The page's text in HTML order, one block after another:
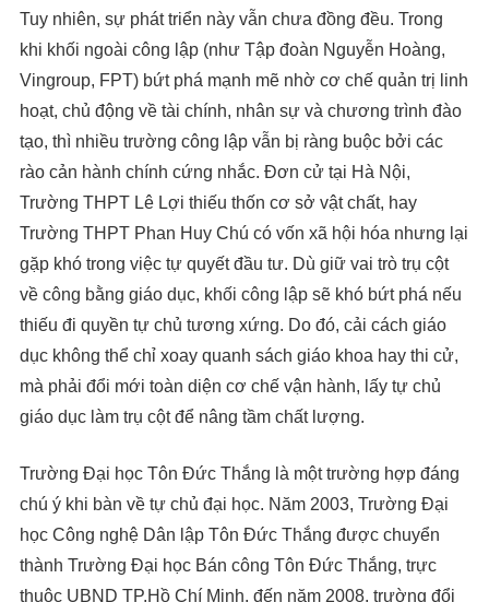
Tuy nhiên, sự phát triển này vẫn chưa đồng đều. Trong
khi khối ngoài công lập (như Tập đoàn Nguyễn Hoàng,
Vingroup, FPT) bứt phá mạnh mẽ nhờ cơ chế quản trị linh
hoạt, chủ động về tài chính, nhân sự và chương trình đào
tạo, thì nhiều trường công lập vẫn bị ràng buộc bởi các
rào cản hành chính cứng nhắc. Đơn cử tại Hà Nội,
Trường THPT Lê Lợi thiếu thốn cơ sở vật chất, hay
Trường THPT Phan Huy Chú có vốn xã hội hóa nhưng lại
gặp khó trong việc tự quyết đầu tư. Dù giữ vai trò trụ cột
về công bằng giáo dục, khối công lập sẽ khó bứt phá nếu
thiếu đi quyền tự chủ tương xứng. Do đó, cải cách giáo
dục không thể chỉ xoay quanh sách giáo khoa hay thi cử,
mà phải đổi mới toàn diện cơ chế vận hành, lấy tự chủ
giáo dục làm trụ cột để nâng tầm chất lượng.
Trường Đại học Tôn Đức Thắng là một trường hợp đáng
chú ý khi bàn về tự chủ đại học. Năm 2003, Trường Đại
học Công nghệ Dân lập Tôn Đức Thắng được chuyển
thành Trường Đại học Bán công Tôn Đức Thắng, trực
thuộc UBND TP.Hồ Chí Minh, đến năm 2008, trường đổi